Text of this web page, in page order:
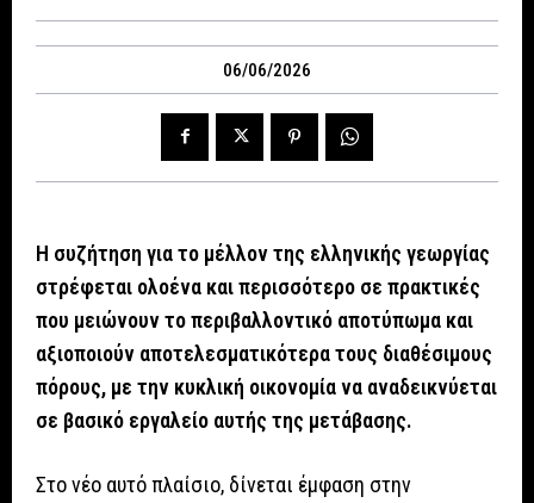
06/06/2026
Η συζήτηση για το μέλλον της ελληνικής γεωργίας
στρέφεται ολοένα και περισσότερο σε πρακτικές
που μειώνουν το περιβαλλοντικό αποτύπωμα και
αξιοποιούν αποτελεσματικότερα τους διαθέσιμους
πόρους, με την κυκλική οικονομία να αναδεικνύεται
σε βασικό εργαλείο αυτής της μετάβασης.
Στο νέο αυτό πλαίσιο, δίνεται έμφαση στην